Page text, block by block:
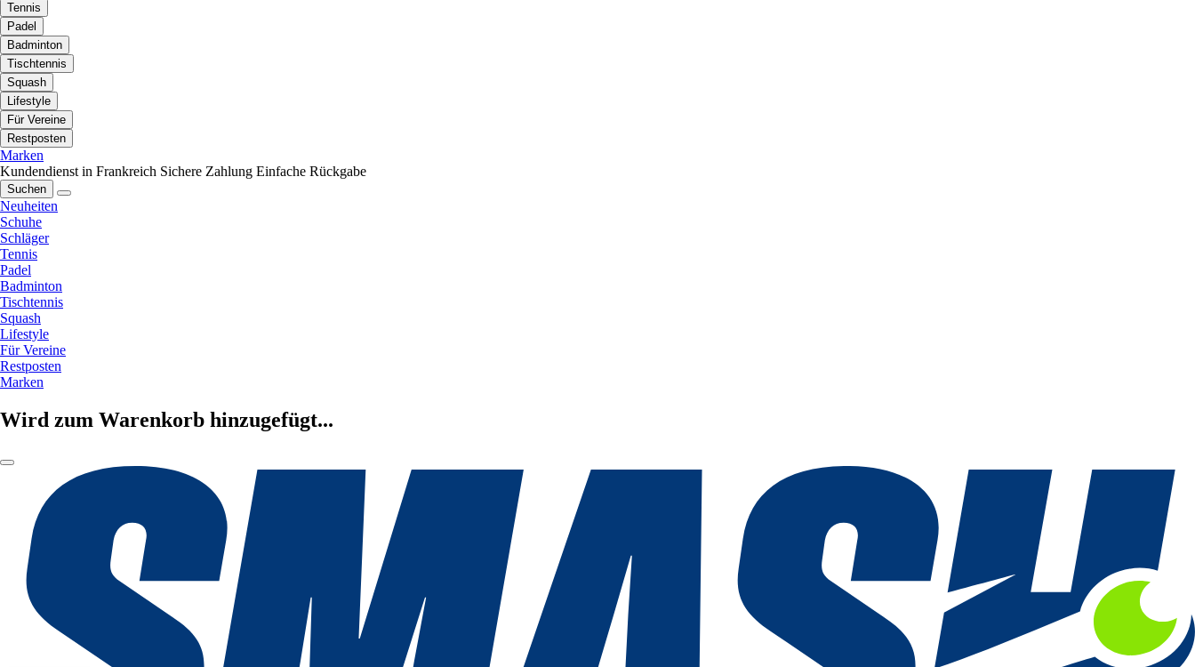
Tennis
Padel
Badminton
Tischtennis
Squash
Lifestyle
Für Vereine
Restposten
Marken
Kundendienst in Frankreich Sichere Zahlung Einfache Rückgabe
Suchen
Neuheiten
Schuhe
Schläger
Tennis
Padel
Badminton
Tischtennis
Squash
Lifestyle
Für Vereine
Restposten
Marken
Wird zum Warenkorb hinzugefügt...